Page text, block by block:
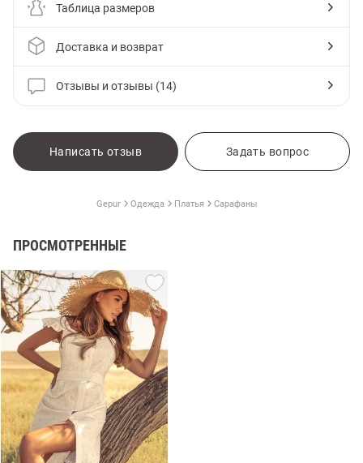
Таблица размеров
Доставка и возврат
Отзывы и отзывы (14)
Написать отзыв Задать вопрос
Gepur Одежда Платья Сарафаны
ПРОСМОТРЕННЫЕ